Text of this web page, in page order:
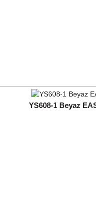
YS608-1 Beyaz